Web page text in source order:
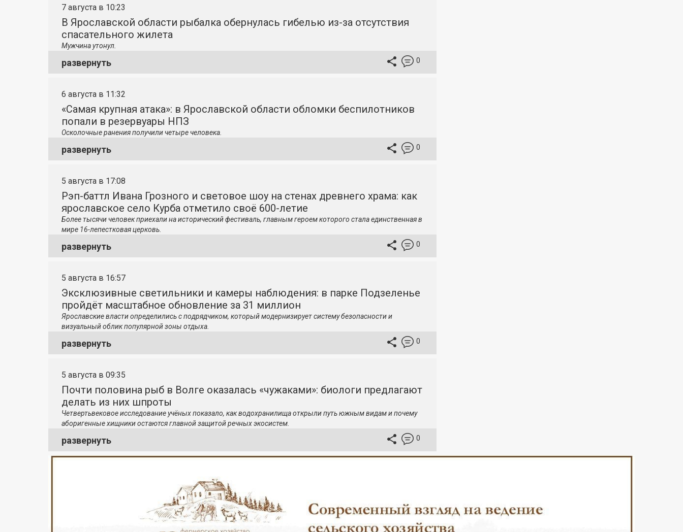
7 августа в 10:23
В Ярославской области рыбалка обернулась гибелью из-за отсутствия
спасательного жилета
Мужчина утонул.
развернуть 0
6 августа в 11:32
«Самая крупная атака»: в Ярославской области обломки беспилотников
попали в резервуары НПЗ
Осколочные ранения получили четыре человека.
развернуть 0
5 августа в 17:08
Рэп-баттл Ивана Грозного и световое шоу на стенах древнего храма: как
ярославское село Курба отметило своё 600-летие
Более тысячи человек приехали на исторический фестиваль, главным героем которого стала единственная в
мире 16-лепестковая церковь.
развернуть 0
5 августа в 16:57
Эксклюзивные светильники и камеры наблюдения: в парке Подзеленье
пройдёт масштабное обновление за 31 миллион
Ярославские власти определились с подрядчиком, который модернизирует систему безопасности и
визуальный облик популярной зоны отдыха.
развернуть 0
5 августа в 09:35
Почти половина рыб в Волге оказалась «чужаками»: биологи предлагают
делать из них шпроты
Четвертьвековое исследование учёных показало, как водохранилища открыли путь южным видам и почему
аборигенные хищники остаются главной защитой речных экосистем.
развернуть 0